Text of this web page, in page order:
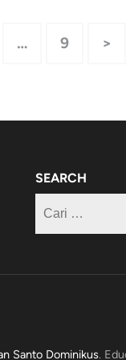
… Halaman
9 >
SEARCH
Santo Dominikus.